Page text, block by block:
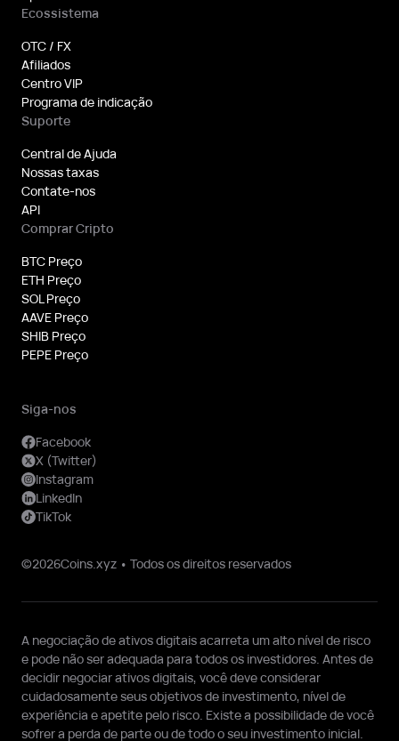
Ecossistema
OTC / FX
Afiliados
Centro VIP
Programa de indicação
Suporte
Central de Ajuda
Nossas taxas
Contate-nos
API
Comprar Cripto
BTC Preço
ETH Preço
SOL Preço
AAVE Preço
SHIB Preço
PEPE Preço
©2026Coins.xyz • Todos os direitos reservados
Siga-nos
Facebook
X (Twitter)
Instagram
LinkedIn
TikTok
A negociação de ativos digitais acarreta um alto nível de risco
e pode não ser adequada para todos os investidores. Antes de
decidir negociar ativos digitais, você deve considerar
cuidadosamente seus objetivos de investimento, nível de
experiência e apetite pelo risco. Existe a possibilidade de você
sofrer a perda de parte ou de todo o seu investimento inicial.